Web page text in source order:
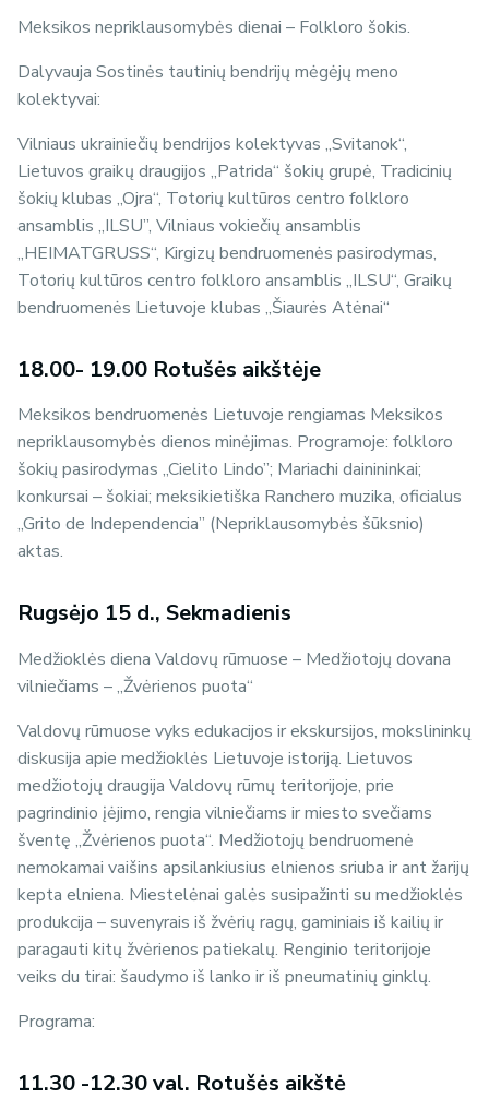
Meksikos nepriklausomybės dienai – Folkloro šokis.
Dalyvauja Sostinės tautinių bendrijų mėgėjų meno
kolektyvai:
Vilniaus ukrainiečių bendrijos kolektyvas „Svitanok“,
Lietuvos graikų draugijos „Patrida“ šokių grupė, Tradicinių
šokių klubas „Ojra“, Totorių kultūros centro folkloro
ansamblis „ILSU’’, Vilniaus vokiečių ansamblis
„HEIMATGRUSS“, Kirgizų bendruomenės pasirodymas,
Totorių kultūros centro folkloro ansamblis „ILSU“, Graikų
bendruomenės Lietuvoje klubas „Šiaurės Atėnai“
18.00- 19.00 Rotušės aikštėje
Meksikos bendruomenės Lietuvoje rengiamas Meksikos
nepriklausomybės dienos minėjimas. Programoje: folkloro
šokių pasirodymas „Cielito Lindo”; Mariachi dainininkai;
konkursai – šokiai; meksikietiška Ranchero muzika, oficialus
„Grito de Independencia” (Nepriklausomybės šūksnio)
aktas.
Rugsėjo 15 d., Sekmadienis
Medžioklės diena Valdovų rūmuose – Medžiotojų dovana
vilniečiams – ,,Žvėrienos puota“
Valdovų rūmuose vyks edukacijos ir ekskursijos, mokslininkų
diskusija apie medžioklės Lietuvoje istoriją. Lietuvos
medžiotojų draugija Valdovų rūmų teritorijoje, prie
pagrindinio įėjimo, rengia vilniečiams ir miesto svečiams
šventę „Žvėrienos puota“. Medžiotojų bendruomenė
nemokamai vaišins apsilankiusius elnienos sriuba ir ant žarijų
kepta elniena. Miestelėnai galės susipažinti su medžioklės
produkcija – suvenyrais iš žvėrių ragų, gaminiais iš kailių ir
paragauti kitų žvėrienos patiekalų. Renginio teritorijoje
veiks du tirai: šaudymo iš lanko ir iš pneumatinių ginklų.
Programa:
11.30 -12.30 val. Rotušės aikštė